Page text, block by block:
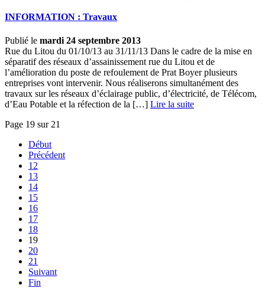
INFORMATION : Travaux
Publié le mardi 24 septembre 2013
Rue du Litou du 01/10/13 au 31/11/13 Dans le cadre de la mise en
séparatif des réseaux d’assainissement rue du Litou et de
l’amélioration du poste de refoulement de Prat Boyer plusieurs
entreprises vont intervenir. Nous réaliserons simultanément des
travaux sur les réseaux d’éclairage public, d’électricité, de Télécom,
d’Eau Potable et la réfection de la […] ­ Lire la suite
Page 19 sur 21
Début
Précédent
12
13
14
15
16
17
18
19
20
21
Suivant
Fin